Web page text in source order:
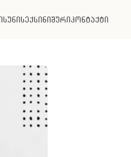
უნისექსინიშურიკონტაქტი